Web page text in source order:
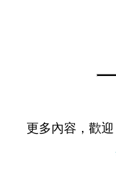
更多內容，歡迎